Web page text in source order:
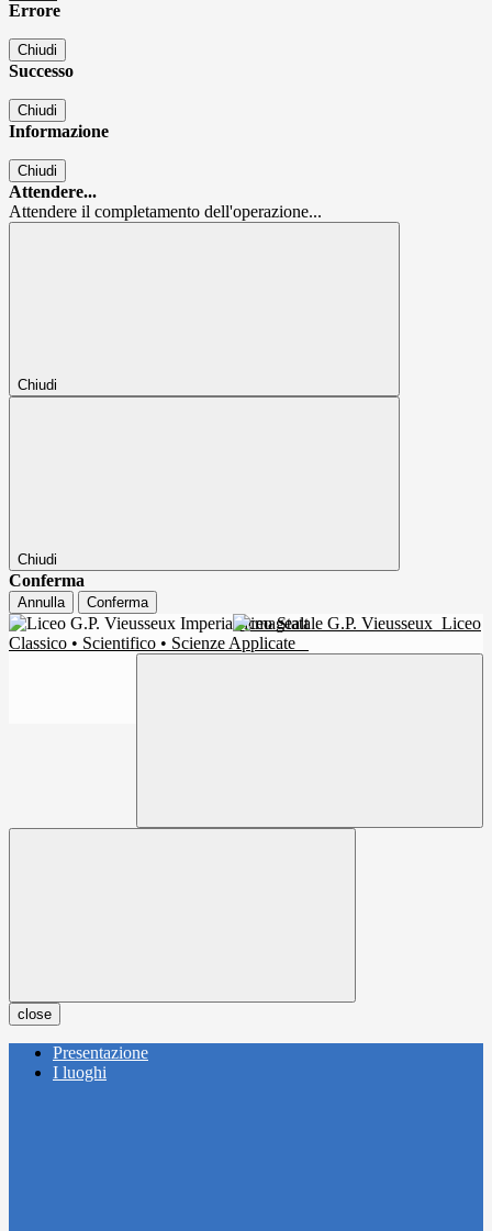
Errore
Chiudi
Successo
Chiudi
Informazione
Chiudi
Attendere...
Attendere il completamento dell'operazione...
Chiudi
Chiudi
Conferma
Annulla Conferma
Liceo Statale G.P. Vieusseux Liceo
Classico • Scientifico • Scienze Applicate
close
Presentazione
I luoghi